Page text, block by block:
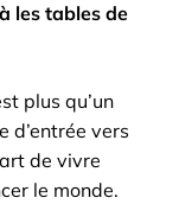
les tables de
plus qu’un
d’entrée vers
de vivre
le monde.